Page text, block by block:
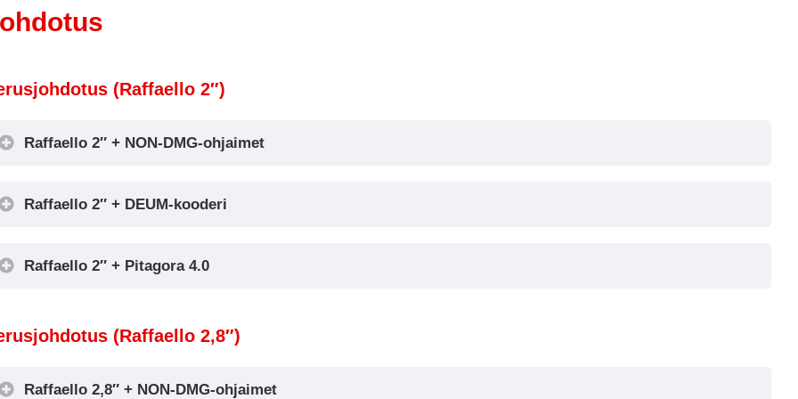
(Raffaello 2″)
Raffaello 2″ + NON-DMG-ohjaimet
Raffaello 2″ + DEUM-kooderi
Raffaello 2″ + Pitagora 4.0
(Raffaello 2,8″)
Raffaello 2,8″ + NON-DMG-ohjaimet